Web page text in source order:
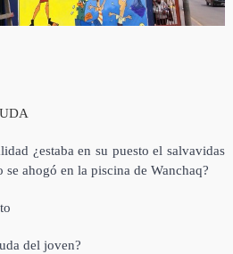
¿estaba en su puesto el salvavidas
se ahogó en la piscina de Wanchaq?
del joven?